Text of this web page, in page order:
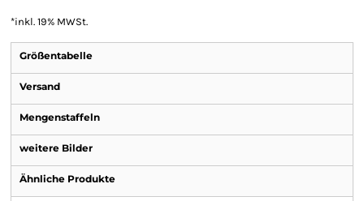
*inkl. 19% MWSt.
Größentabelle
Versand
Mengenstaffeln
weitere Bilder
Ähnliche Produkte